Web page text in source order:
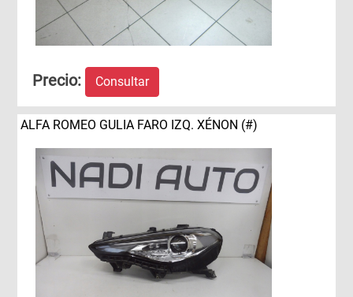
Precio: Consultar
ALFA ROMEO GULIA FARO IZQ. XÉNON (#)